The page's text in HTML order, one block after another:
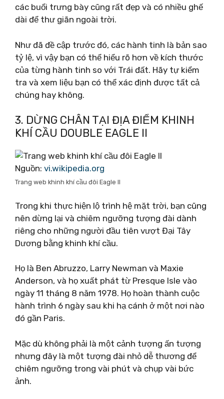
các buổi trưng bày cũng rất đẹp và có nhiều ghế
dài để thư giãn ngoài trời.
Như đã đề cập trước đó, các hành tinh là bản sao
tỷ lệ, vì vậy bạn có thể hiểu rõ hơn về kích thước
của từng hành tinh so với Trái đất. Hãy tự kiểm
tra và xem liệu bạn có thể xác định được tất cả
chúng hay không.
3. DỪNG CHÂN TẠI ĐỊA ĐIỂM KHINH
KHÍ CẦU DOUBLE EAGLE II
Nguồn: vi.wikipedia.org
Trang web khinh khí cầu đôi Eagle II
Trong khi thực hiện lộ trình hệ mặt trời, bạn cũng
nên dừng lại và chiêm ngưỡng tượng đài dành
riêng cho những người đầu tiên vượt Đại Tây
Dương bằng khinh khí cầu.
Họ là Ben Abruzzo, Larry Newman và Maxie
Anderson, và họ xuất phát từ Presque Isle vào
ngày 11 tháng 8 năm 1978. Họ hoàn thành cuộc
hành trình 6 ngày sau khi hạ cánh ở một nơi nào
đó gần Paris.
Mặc dù không phải là một cảnh tượng ấn tượng
nhưng đây là một tượng đài nhỏ dễ thương để
chiêm ngưỡng trong vài phút và chụp vài bức
ảnh.